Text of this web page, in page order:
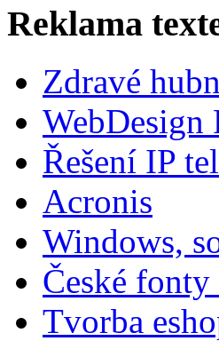
Reklama
Zdravé
WebDesign
Řešení IP
Acronis
Windows,
České fonty
Tvorba